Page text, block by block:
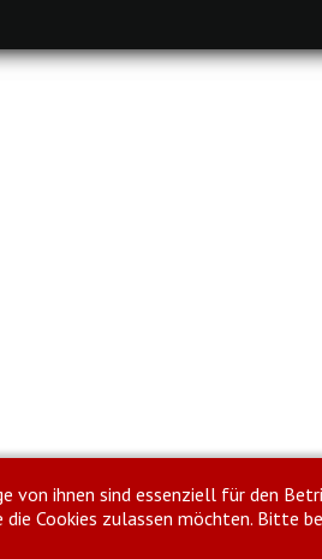
von ihnen sind essenziell für den
die Cookies zulassen möchten.